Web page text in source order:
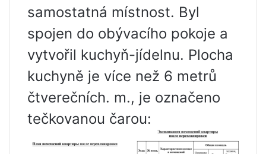
samostatná místnost. Byl
spojen do obývacího pokoje a
vytvořil kuchyň-jídelnu. Plocha
kuchyně je více než 6 metrů
čtverečních. m., je označeno
tečkovanou čarou: